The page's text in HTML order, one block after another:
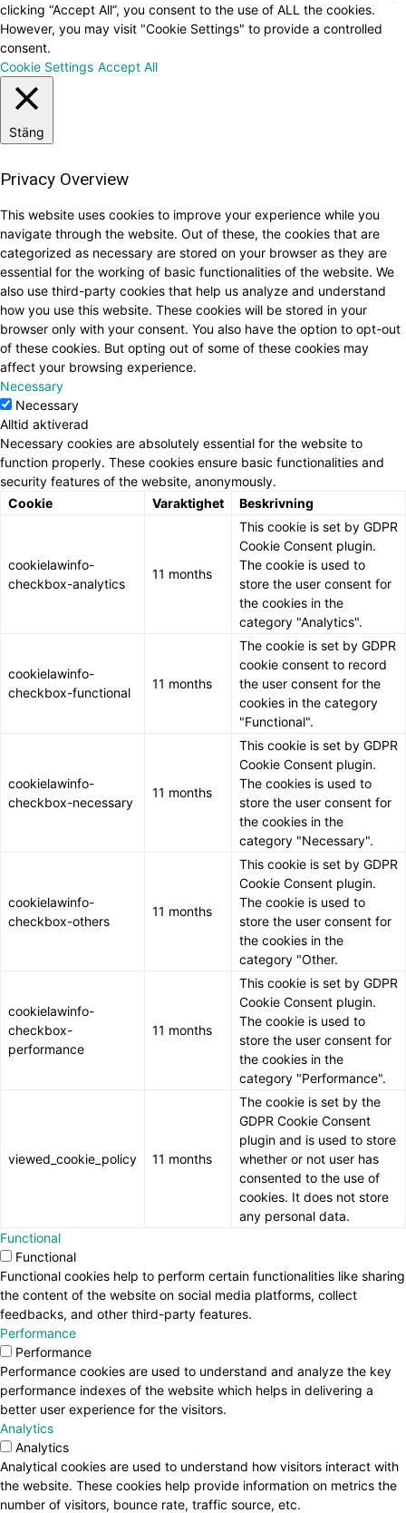
clicking “Accept All”, you consent to the use of ALL the cookies.
However, you may visit "Cookie Settings" to provide a controlled
consent.
Cookie Settings Accept All
Stäng
Privacy Overview
This website uses cookies to improve your experience while you
navigate through the website. Out of these, the cookies that are
categorized as necessary are stored on your browser as they are
essential for the working of basic functionalities of the website. We
also use third-party cookies that help us analyze and understand
how you use this website. These cookies will be stored in your
browser only with your consent. You also have the option to opt-out
of these cookies. But opting out of some of these cookies may
affect your browsing experience.
Necessary
Necessary
Alltid aktiverad
Necessary cookies are absolutely essential for the website to
function properly. These cookies ensure basic functionalities and
security features of the website, anonymously.
Cookie
Varaktighet Beskrivning
cookielawinfo-
checkbox-analytics
11 months
This cookie is set by GDPR
Cookie Consent plugin.
The cookie is used to
store the user consent for
the cookies in the
category "Analytics".
cookielawinfo-
checkbox-functional
11 months
The cookie is set by GDPR
cookie consent to record
the user consent for the
cookies in the category
"Functional".
cookielawinfo-
checkbox-necessary
11 months
This cookie is set by GDPR
Cookie Consent plugin.
The cookies is used to
store the user consent for
the cookies in the
category "Necessary".
cookielawinfo-
checkbox-others
11 months
This cookie is set by GDPR
Cookie Consent plugin.
The cookie is used to
store the user consent for
the cookies in the
category "Other.
cookielawinfo-
checkbox-
performance
11 months
This cookie is set by GDPR
Cookie Consent plugin.
The cookie is used to
store the user consent for
the cookies in the
category "Performance".
viewed_cookie_policy 11 months
The cookie is set by the
GDPR Cookie Consent
plugin and is used to store
whether or not user has
consented to the use of
cookies. It does not store
any personal data.
Functional
Functional
Functional cookies help to perform certain functionalities like sharing
the content of the website on social media platforms, collect
feedbacks, and other third-party features.
Performance
Performance
Performance cookies are used to understand and analyze the key
performance indexes of the website which helps in delivering a
better user experience for the visitors.
Analytics
Analytics
Analytical cookies are used to understand how visitors interact with
the website. These cookies help provide information on metrics the
number of visitors, bounce rate, traffic source, etc.